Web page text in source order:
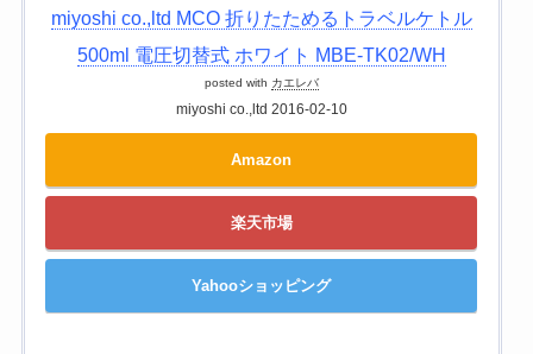
miyoshi co.,ltd MCO 折りたためるトラベルケトル
500ml 電圧切替式 ホワイト MBE-TK02/WH
posted with カエレバ
miyoshi co.,ltd 2016-02-10
Amazon
楽天市場
Yahooショッピング